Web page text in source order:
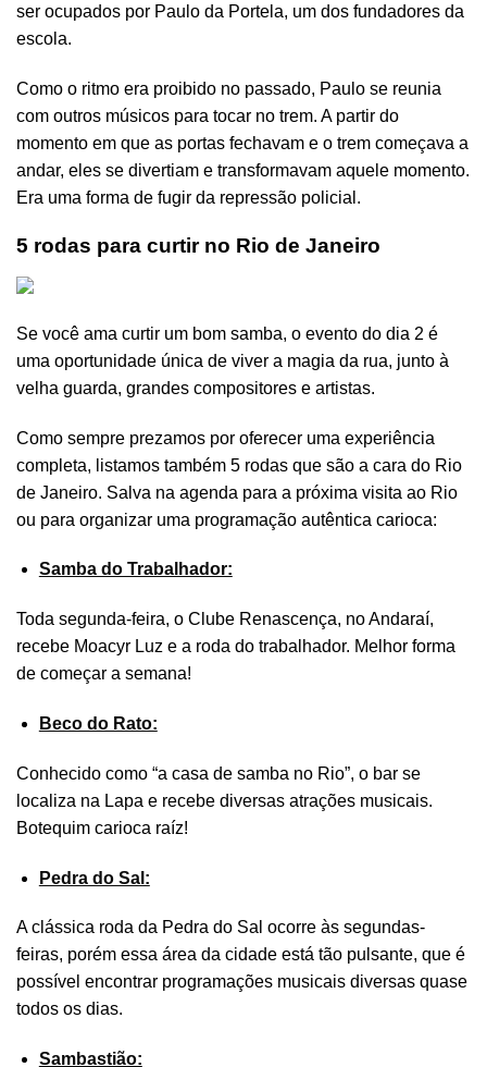
ser ocupados por Paulo da Portela, um dos fundadores da
escola.
Como o ritmo era proibido no passado, Paulo se reunia
com outros músicos para tocar no trem. A partir do
momento em que as portas fechavam e o trem começava a
andar, eles se divertiam e transformavam aquele momento.
Era uma forma de fugir da repressão policial.
5 rodas para curtir no Rio de Janeiro
Se você ama curtir um bom samba, o evento do dia 2 é
uma oportunidade única de viver a magia da rua, junto à
velha guarda, grandes compositores e artistas.
Como sempre prezamos por oferecer uma experiência
completa, listamos também 5 rodas que são a cara do Rio
de Janeiro. Salva na agenda para a próxima visita ao Rio
ou para organizar uma programação autêntica carioca:
Samba do Trabalhador:
Toda segunda-feira, o Clube Renascença, no Andaraí,
recebe Moacyr Luz e a roda do trabalhador. Melhor forma
de começar a semana!
Beco do Rato:
Conhecido como “a casa de samba no Rio”, o bar se
localiza na Lapa e recebe diversas atrações musicais.
Botequim carioca raíz!
Pedra do Sal:
A clássica roda da Pedra do Sal ocorre às segundas-
feiras, porém essa área da cidade está tão pulsante, que é
possível encontrar programações musicais diversas quase
todos os dias.
Sambastião: